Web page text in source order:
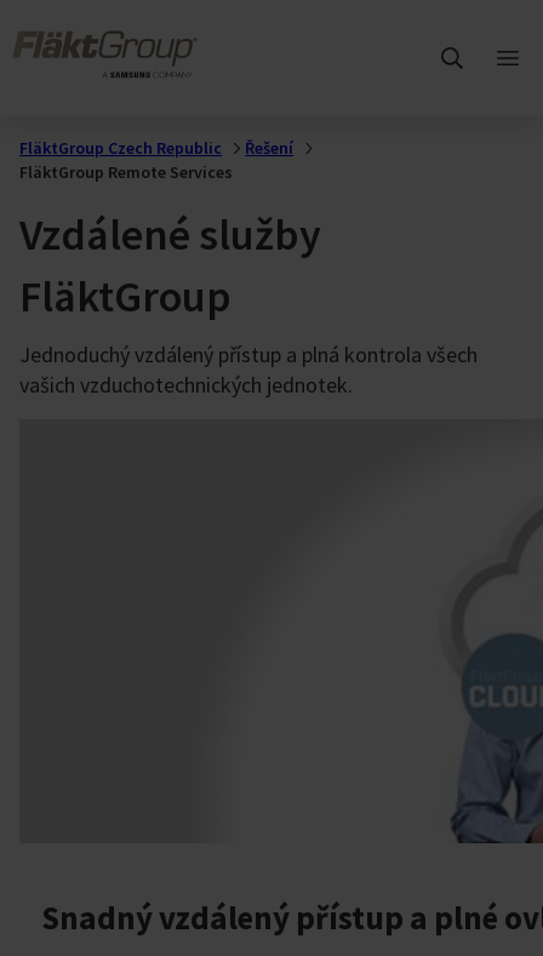
FläktGroup Czech Republic
Řešení
FläktGroup Remote Services
Vzdálené služby
FläktGroup
Jednoduchý vzdálený přístup a plná kontrola všech
vašich vzduchotechnických jednotek.
Snadný vzdálený přístup a plné